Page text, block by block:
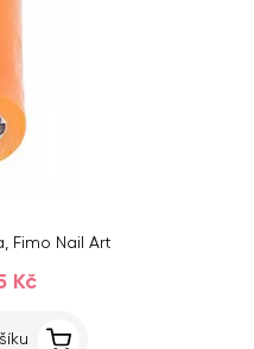
Fimo Nail Art
Kč